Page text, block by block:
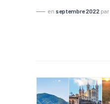
en septembre 2022 par